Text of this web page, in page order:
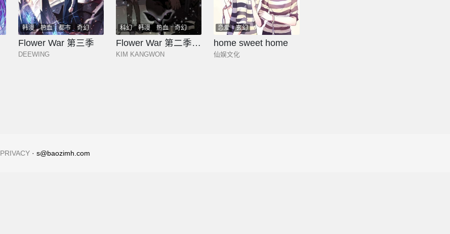
韩漫 热血 都市
奇幻
少年
玄幻
Flower War 第三季
DEEWING
科幻 韩漫 热血
奇幻
少年
玄幻
Flower War 第二季 - 钢铁穹顶
KIM KANGWON
恋爱 玄幻
home sweet home
仙娱文化
PRIVACY · s@baozimh.com